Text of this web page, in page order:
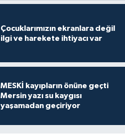
Çocuklarımızın ekranlara değil
ilgi ve harekete ihtiyacı var
MESKİ kayıpların önüne geçti
Mersin yazı su kaygısı
yaşamadan geçiriyor